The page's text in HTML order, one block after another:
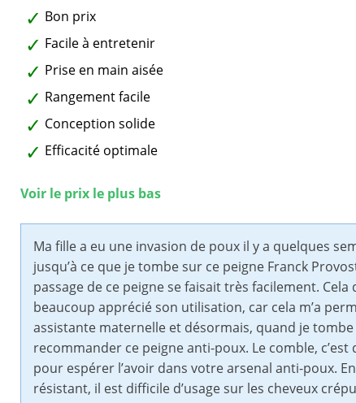
Bon prix
Facile à entretenir
Prise en main aisée
Rangement facile
Conception solide
Efficacité optimale
Voir le prix le plus bas
Ma fille a eu une invasion de poux il y a quelques
jusqu’à ce que je tombe sur ce peigne Franck
passage de ce peigne se faisait très facilement.
beaucoup apprécié son utilisation, car cela m’a
assistante maternelle et désormais, quand je
recommander ce peigne anti-poux. Le comble, c’est
pour espérer l’avoir dans votre arsenal anti-poux.
résistant, il est difficile d’usage sur les cheveux